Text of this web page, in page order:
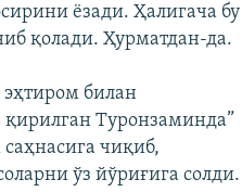
ёзади. Ҳалигача бу
қолади. Ҳурматдан-да.
билан
қирилган Туронзаминда”
чиқиб,
ўз йўриғига солди.